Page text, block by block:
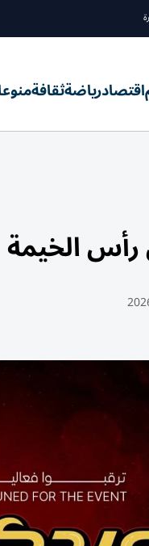
اقتصادرياضةثقافة
الخيمة